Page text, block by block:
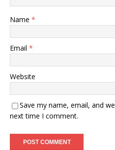
Name *
Email *
Website
Save my name, email, and
next time I comment.